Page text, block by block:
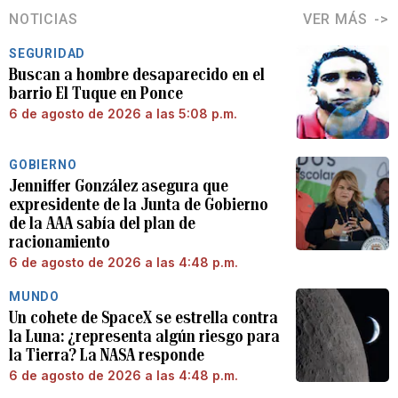
NOTICIAS VER MÁS
SEGURIDAD
Buscan a hombre desaparecido en el
barrio El Tuque en Ponce
6 de agosto de 2026 a las 5:08 p.m.
GOBIERNO
Jenniffer González asegura que
expresidente de la Junta de Gobierno
de la AAA sabía del plan de
racionamiento
6 de agosto de 2026 a las 4:48 p.m.
MUNDO
Un cohete de SpaceX se estrella contra
la Luna: ¿representa algún riesgo para
la Tierra? La NASA responde
6 de agosto de 2026 a las 4:48 p.m.